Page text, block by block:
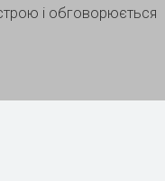
і обговорюється